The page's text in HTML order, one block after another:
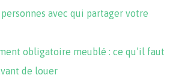
personnes avec qui partager votre
obligatoire meublé : ce qu’il faut
de louer